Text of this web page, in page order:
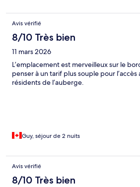
Avis vérifié
8/10 Très bien
11 mars 2026
L’emplacement est merveilleux sur le
penser à un tarif plus souple pour l’accès
résidents de l’auberge.
Guy, séjour de 2 nuits
Avis vérifié
8/10 Très bien